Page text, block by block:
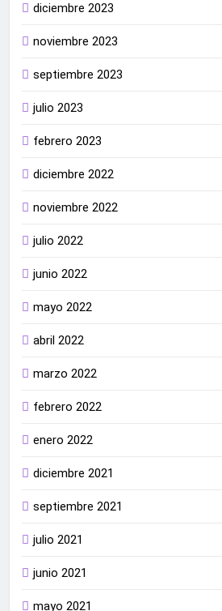
diciembre 2023
noviembre 2023
septiembre 2023
julio 2023
febrero 2023
diciembre 2022
noviembre 2022
julio 2022
junio 2022
mayo 2022
abril 2022
marzo 2022
febrero 2022
enero 2022
diciembre 2021
septiembre 2021
julio 2021
junio 2021
mayo 2021